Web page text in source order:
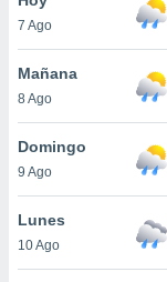
y
en
más
de
7 Ago
Mañana
8 Ago
Domingo
9 Ago
Lunes
10 Ago